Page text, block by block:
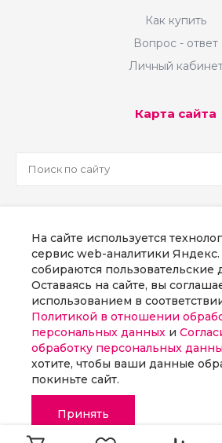
Как купить
Вопрос - ответ
Личный
Карта сайта
8 800 300 58
г. Москва, наб
Заказать
На сайте используется
сервис web-аналитики
собираются пользовательские
Оставаясь на сайте, вы
использованием в
Политикой в отношении
персональных данных и
обработку персональных
хотите, чтобы ваши данные
покиньте сайт.
Принять